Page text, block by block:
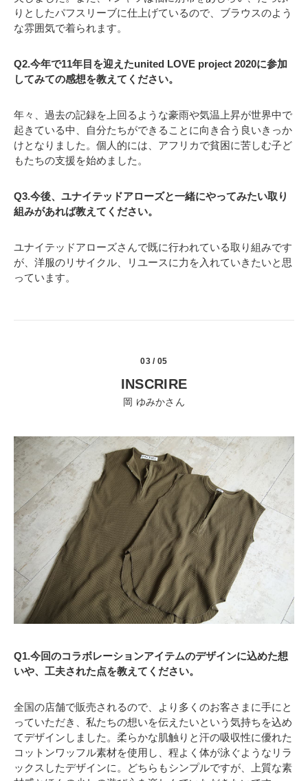
りとしたパフスリーブに仕上げているので、ブラウスのよう
な雰囲気で着られます。
Q2.今年で11年目を迎えたunited LOVE project 2020に参加
してみての感想を教えてください。
年々、過去の記録を上回るような豪雨や気温上昇が世界中で
起きている中、自分たちができることに向き合う良いきっか
けとなりました。個人的には、アフリカで貧困に苦しむ子ど
もたちの支援を始めました。
Q3.今後、ユナイテッドアローズと一緒にやってみたい取り
組みがあれば教えてください。
ユナイテッドアローズさんで既に行われている取り組みです
が、洋服のリサイクル、リユースに力を入れていきたいと思
っています。
03 / 05
INSCRIRE
岡 ゆみかさん
Q1.今回のコラボレーションアイテムのデザインに込めた想
いや、工夫された点を教えてください。
全国の店舗で販売されるので、より多くのお客さまに手にと
っていただき、私たちの想いを伝えたいという気持ちを込め
てデザインしました。柔らかな肌触りと汗の吸収性に優れた
コットンワッフル素材を使用し、程よく体が泳ぐようなリラ
ックスしたデザインに。どちらもシンプルですが、上質な素